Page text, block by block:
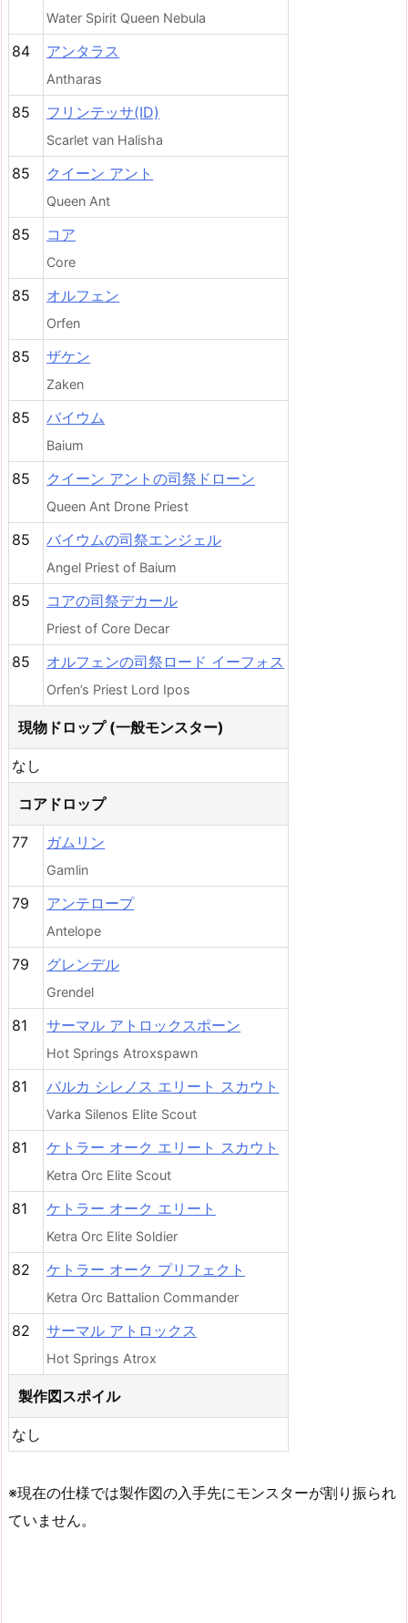
Water Spirit Queen Nebula
84 アンタラス
Antharas
85 フリンテッサ(ID)
Scarlet van Halisha
85 クイーン アント
Queen Ant
85 コア
Core
85 オルフェン
Orfen
85 ザケン
Zaken
85 バイウム
Baium
85 クイーン アントの司祭ドローン
Queen Ant Drone Priest
85 バイウムの司祭エンジェル
Angel Priest of Baium
85 コアの司祭デカール
Priest of Core Decar
85 オルフェンの司祭ロード イーフォス
Orfen’s Priest Lord Ipos
現物ドロップ (一般モンスター)
なし
コアドロップ
77 ガムリン
Gamlin
79 アンテロープ
Antelope
79 グレンデル
Grendel
81 サーマル アトロックスポーン
Hot Springs Atroxspawn
81 バルカ シレノス エリート スカウト
Varka Silenos Elite Scout
81 ケトラー オーク エリート スカウト
Ketra Orc Elite Scout
81 ケトラー オーク エリート
Ketra Orc Elite Soldier
82 ケトラー オーク プリフェクト
Ketra Orc Battalion Commander
82 サーマル アトロックス
Hot Springs Atrox
製作図スポイル
なし
※現在の仕様では製作図の入手先にモンスターが割り振られ
ていません。